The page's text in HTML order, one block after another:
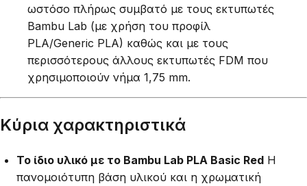
ωστόσο πλήρως συμβατό με τους εκτυπωτές
Bambu Lab (με χρήση του προφίλ
PLA/Generic PLA) καθώς και με τους
περισσότερους άλλους εκτυπωτές FDM που
χρησιμοποιούν νήμα 1,75 mm.
Κύρια χαρακτηριστικά
Το ίδιο υλικό με το Bambu Lab PLA Basic Red Η
πανομοιότυπη βάση υλικού και η χρωματική